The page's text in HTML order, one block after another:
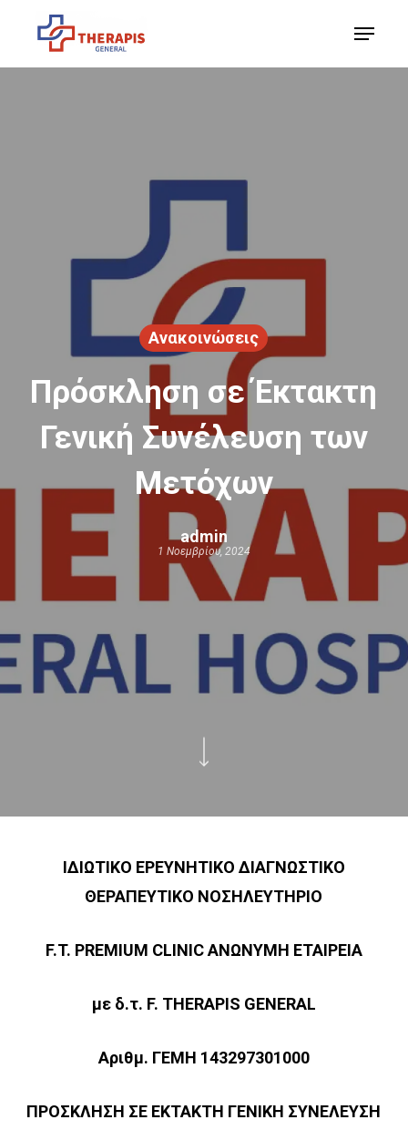
main
Menu
Ανακοινώσεις
Πρόσκληση σε Έκτακτη
Γενική Συνέλευση των
Μετόχων
admin
1 Νοεμβρίου, 2024
ΙΔΙΩΤΙΚΟ ΕΡΕΥΝΗΤΙΚΟ ΔΙΑΓΝΩΣΤΙΚΟ
ΘΕΡΑΠΕΥΤΙΚΟ ΝΟΣΗΛΕΥΤΗΡΙΟ
F.T. PREMIUM CLINIC ΑΝΩΝΥΜΗ ΕΤΑΙΡΕΙΑ
με δ.τ. F. ΤHERAPIS GENERAL
Αριθμ. ΓΕΜΗ 143297301000
ΠΡΟΣΚΛΗΣΗ ΣΕ ΕΚΤΑΚΤΗ ΓΕΝΙΚΗ ΣΥΝΕΛΕΥΣΗ